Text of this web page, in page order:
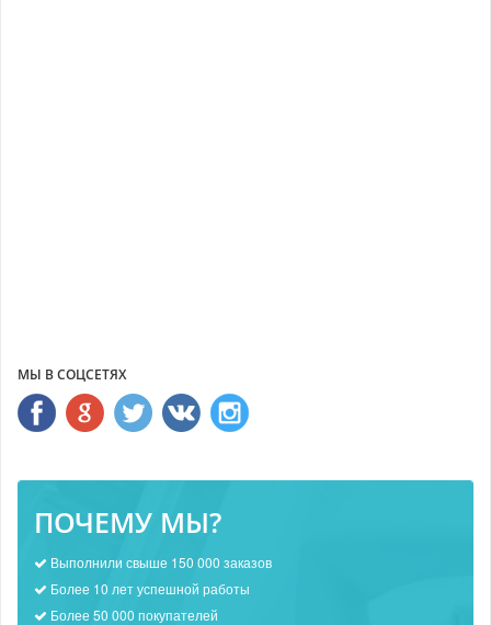
МЫ В СОЦСЕТЯХ
ПОЧЕМУ МЫ?
Выполнили свыше 150 000 заказов
Более 10 лет успешной работы
Более 50 000 покупателей